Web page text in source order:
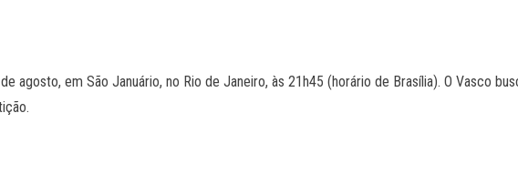
agosto, em São Januário, no Rio de Janeiro, às 21h45 (horário de Brasília). O Vasco